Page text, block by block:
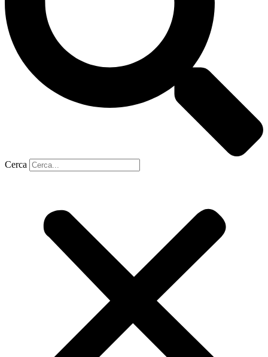
Cerca